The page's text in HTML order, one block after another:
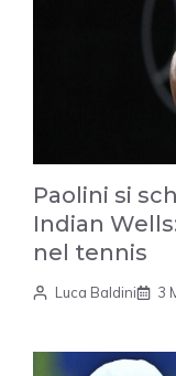
Paolini si
Indian
nel tennis
Luca Baldini 3